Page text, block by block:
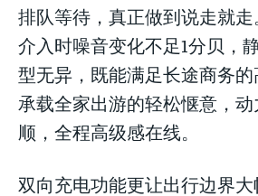
排队等待，真正做到说走就
介入时噪音变化不足1分贝，
型无异，既能满足长途商务
承载全家出游的轻松惬意，
顺，全程高级感在线。
双向充电功能更让出行边界